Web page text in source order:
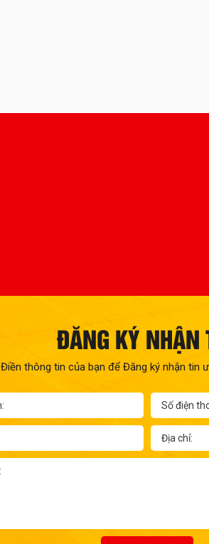
ĐĂNG KÝ NHẬN
Điền thông tin của bạn để Đăng ký nhận tin